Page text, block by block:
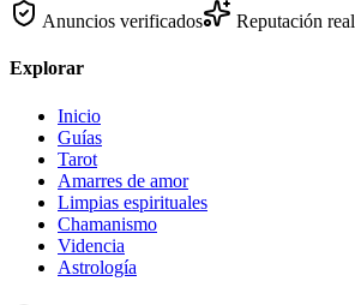
Anuncios verificados Reputación real
Explorar
Inicio
Guías
Tarot
Amarres de amor
Limpias espirituales
Chamanismo
Videncia
Astrología